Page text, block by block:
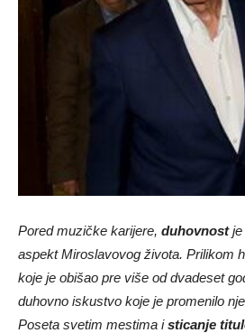
Pored muzičke karijere, duhovnostje
aspekt Miroslavovog života. Prilikom
koje je obišao pre više od dvadeset
duhovno iskustvo koje je promenilo
Poseta svetim mestima isticanje